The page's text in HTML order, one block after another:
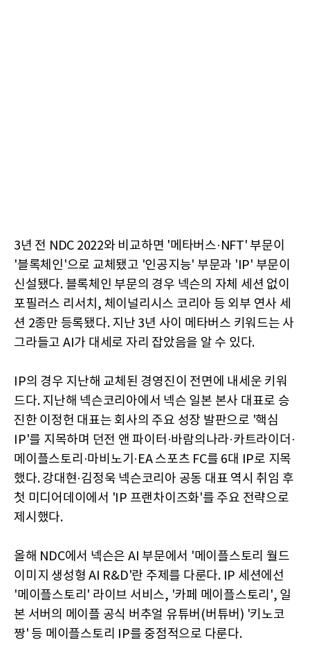
3년 전 NDC 2022와 비교하면 '메타버스·NFT' 부문이
'블록체인'으로 교체됐고 '인공지능' 부문과 'IP' 부문이
신설됐다. 블록체인 부문의 경우 넥슨의 자체 세션 없이
포필러스 리서치, 체이널리시스 코리아 등 외부 연사 세
션 2종만 등록됐다. 지난 3년 사이 메타버스 키워드는 사
그라들고 AI가 대세로 자리 잡았음을 알 수 있다.
IP의 경우 지난해 교체된 경영진이 전면에 내세운 키워
드다. 지난해 넥슨코리아에서 넥슨 일본 본사 대표로 승
진한 이정헌 대표는 회사의 주요 성장 발판으로 '핵심
IP'를 지목하며 던전 앤 파이터·바람의나라·카트라이더·
메이플스토리·마비노기·EA 스포츠 FC를 6대 IP로 지목
했다. 강대현·김정욱 넥슨코리아 공동 대표 역시 취임 후
첫 미디어데이에서 'IP 프랜차이즈화'를 주요 전략으로
제시했다.
올해 NDC에서 넥슨은 AI 부문에서 '메이플스토리 월드
이미지 생성형 AI R&D'란 주제를 다룬다. IP 세션에선
'메이플스토리' 라이브 서비스, '카페 메이플스토리', 일
본 서버의 메이플 공식 버추얼 유튜버(버튜버) '키노코
짱' 등 메이플스토리 IP를 중점적으로 다룬다.